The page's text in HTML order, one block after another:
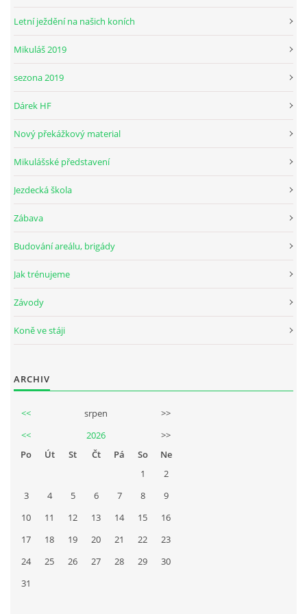
Letní ježdění na našich koních
Mikuláš 2019
sezona 2019
Dárek HF
Nový překážkový material
Mikulášské představení
Jezdecká škola
Zábava
Budování areálu, brigády
Jak trénujeme
Závody
Koně ve stáji
ARCHIV
<< srpen
>>
<<
2026
>>
Po
Út St Čt Pá So
Ne
1
2
3
4 5 6 7 8
9
10
11 12 13 14 15
16
17
18 19 20 21 22
23
24
25 26 27 28 29
30
31